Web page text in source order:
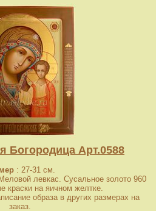
Богородица Арт.0588
: 27-31 см.
левкас. Сусальное золото 960
краски на яичном желтке.
образа в других размерах на
заказ.